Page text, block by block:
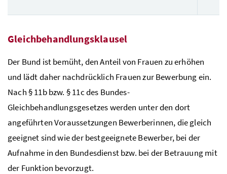
Gleichbehandlungsklausel
Der Bund ist bemüht, den Anteil von Frauen zu erhöhen
und lädt daher nachdrücklich Frauen zur Bewerbung ein.
Nach § 11bbzw. § 11c des Bundes-
Gleichbehandlungsgesetzes werden unter den dort
angeführten Voraussetzungen Bewerberinnen, die gleich
geeignet sind wie der bestgeeignete Bewerber, bei der
Aufnahme in den Bundesdienst bzw. bei der Betrauung mit
der Funktion bevorzugt.